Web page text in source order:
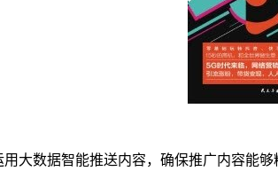
大数据智能推送内容，确保推广内容能